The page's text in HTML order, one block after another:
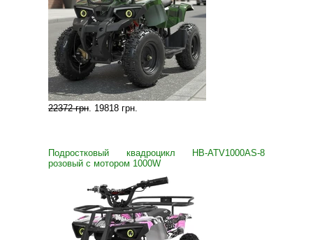
22372 грн. 19818 грн.
Подростковый квадроцикл HB-ATV1000AS-8
розовый с мотором 1000W